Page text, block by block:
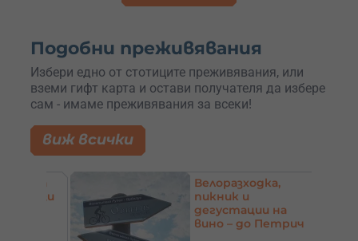
Подобни преживявания
Избери едно от стотиците преживявания, или
вземи гифт карта и остави получателя да избере
сам - имаме преживявания за всеки!
виж всички
Велоразходка,
пикник и
дегустации на
вино – до Петрич